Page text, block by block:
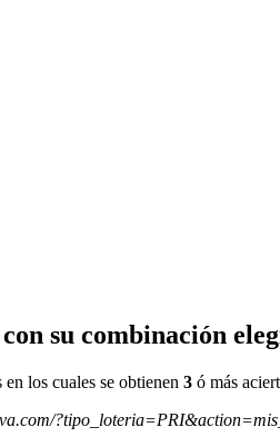
su combinación
los cuales se obtienen 3 ó más